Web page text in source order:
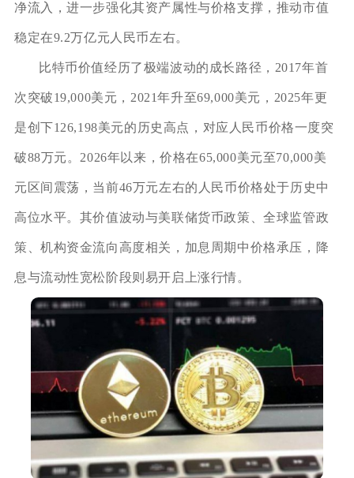
净流入，进一步强化其资产属性与价格支撑，推动市值
稳定在9.2万亿元人民币左右。
比特币价值经历了极端波动的成长路径，2017年首
次突破19,000美元，2021年升至69,000美元，2025年更
是创下126,198美元的历史高点，对应人民币价格一度突
破88万元。2026年以来，价格在65,000美元至70,000美
元区间震荡，当前46万元左右的人民币价格处于历史中
高位水平。其价值波动与美联储货币政策、全球监管政
策、机构资金流向高度相关，加息周期中价格承压，降
息与流动性宽松阶段则易开启上涨行情。